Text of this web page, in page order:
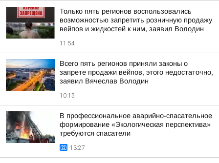
Только пять регионов воспользовались
возможностью запретить розничную продажу
вейпов и жидкостей к ним, заявил Володин
11:54
Всего пять регионов приняли законы о
запрете продажи вейпов, этого недостаточно,
заявил Вячеслав Володин
10:15
В профессиональное аварийно-спасательное
формирование «Экологическая перспектива»
требуются спасатели
13:27